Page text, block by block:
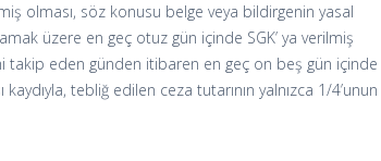
olması, söz konusu belge veya bildirgenin yasal
üzere en geç otuz gün içinde SGK’ ya verilmiş
takip eden günden itibaren en geç on beş gün içinde
tebliğ edilen ceza tutarının yalnızca 1/4’unun